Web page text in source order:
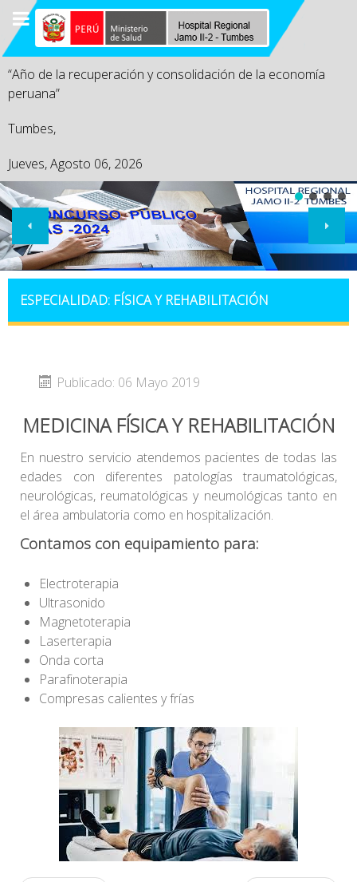
“Año de la recuperación y consolidación de la economía
peruana”
Tumbes,
Jueves, Agosto 06, 2026
ESPECIALIDAD: FÍSICA Y REHABILITACIÓN
Publicado: 06 Mayo 2019
MEDICINA FÍSICA Y REHABILITACIÓN
En nuestro servicio atendemos pacientes de todas las
edades con diferentes patologías traumatológicas,
neurológicas, reumatológicas y neumológicas tanto en
el área ambulatoria como en hospitalización.
Contamos con equipamiento para:
Electroterapia
Ultrasonido
Magnetoterapia
Laserterapia
Onda corta
Parafinoterapia
Compresas calientes y frías